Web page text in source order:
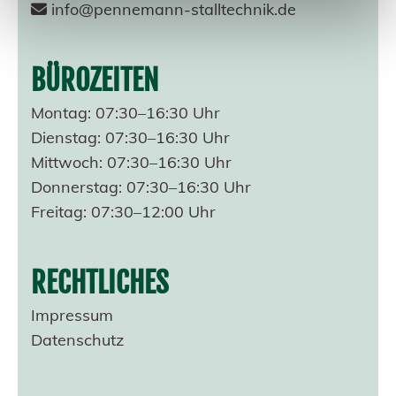
 info@pennemann-stalltechnik.de
BÜROZEITEN
Montag: 07:30–16:30 Uhr
Dienstag: 07:30–16:30 Uhr
Mittwoch: 07:30–16:30 Uhr
Donnerstag: 07:30–16:30 Uhr
Freitag: 07:30–12:00 Uhr
RECHTLICHES
Impressum
Datenschutz